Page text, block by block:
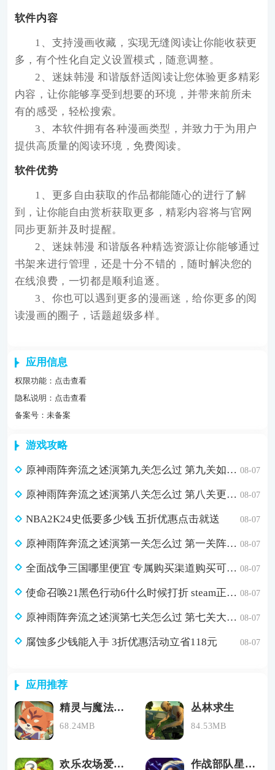
软件内容
1、支持漫画收藏，实现无缝阅读让你能收获更
多，有个性化自定义设置模式，随意调整。
2、迷妹韩漫 和谐版舒适阅读让您体验更多精彩
内容，让你能够享受到想要的环境，并带来前所未
有的感受，轻松搜索。
3、本软件拥有各种漫画类型，并致力于为用户
提供高质量的阅读环境，免费阅读。
软件优势
1、更多自由获取的作品都能随心的进行了解
到，让你能自由赏析获取更多，精彩内容将与官网
同步更新并及时提醒。
2、迷妹韩漫 和谐版各种精选资源让你能够通过
书架来进行管理，还是十分不错的，随时解决您的
在线浪费，一切都是顺利追逐。
3、你也可以遇到更多的漫画迷，给你更多的阅
读漫画的圈子，话题超级多样。
应用信息
权限功能： 点击查看
隐私说明： 点击查看
备案号：未备案
游戏攻略
原神雨阵奔流之述演第九关怎么过 第九关如从山间落下的雨滴通关攻略 08-07
原神雨阵奔流之述演第八关怎么过 第八关更多火力更少损伤通关攻略 08-07
NBA2K24史低要多少钱 五折优惠点击就送 08-07
原神雨阵奔流之述演第一关怎么过 第一关阵线的形成通关攻略 08-07
全面战争三国哪里便宜 专属购买渠道购买可省179元 08-07
使命召唤21黑色行动6什么时候打折 steam正版游戏低价购买渠道分享 08-07
原神雨阵奔流之述演第七关怎么过 第七关大军团通关攻略 08-07
腐蚀多少钱能入手 3折优惠活动立省118元 08-07
应用推荐
精灵与魔法最新版下载
68.24MB
丛林求生
84.53MB
欢乐农场爱消除 作战部队星际围攻手机版下载